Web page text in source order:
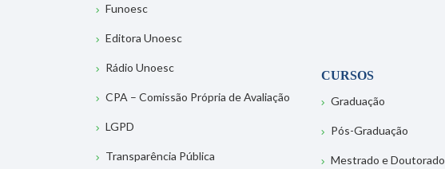
Funoesc
Editora Unoesc
Rádio Unoesc
CPA – Comissão Própria de Avaliação
LGPD
Transparência Pública
CURSOS
Graduação
Pós-Graduação
Mestrado e Doutorado